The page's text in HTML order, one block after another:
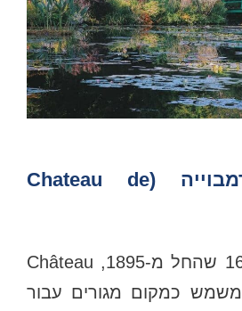
שאטו דה רמבוייה (Chateau de
ארמון מהמאה ה16 שהחל מ-1895, Château
de Rambouillet משמש כמקום מגורים עבור